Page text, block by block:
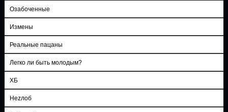
Озабоченные
Измены
Реальные пацаны
Легко ли быть молодым?
ХБ
Неzлоб